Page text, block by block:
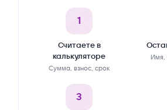
1
Считаете в
калькуляторе
Сумма, взнос, срок
Имя,
3